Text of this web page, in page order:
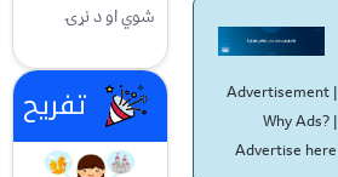
Advertisement |
Why Ads?|
Advertise here
شوي او د نړۍ
تفریح